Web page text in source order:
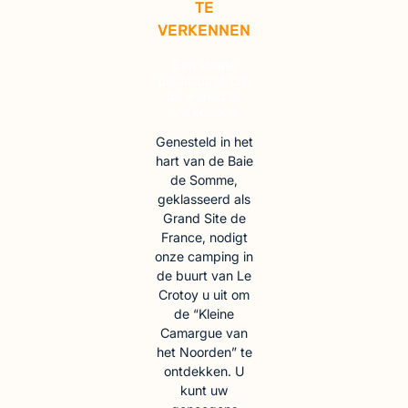
TE
VERKENNEN
Genesteld in het
hart van de Baie
de Somme,
geklasseerd als
Grand Site de
France, nodigt
onze camping in
de buurt van Le
Crotoy u uit om
de “Kleine
Camargue van
het Noorden” te
ontdekken. U
kunt uw